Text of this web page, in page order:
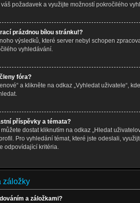
požadavek a využijte možností pokročilého
prázdnou bílou stránku!?
výsledků, které server nebyl schopen
vyhledávání.
fóra?
a klikněte na odkaz „Vyhledat uživatele“,
příspěvky a témata?
dostat kliknutím na odkaz „Hledat
Pro vyhledání témat, které jste odeslali,
odpovídající kritéria.
záložky
a záložkami?